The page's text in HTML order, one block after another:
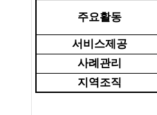
주요활동
서비스제공
사례관리
지역조직